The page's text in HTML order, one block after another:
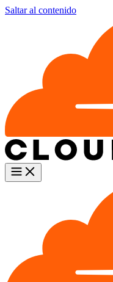
Saltar al contenido